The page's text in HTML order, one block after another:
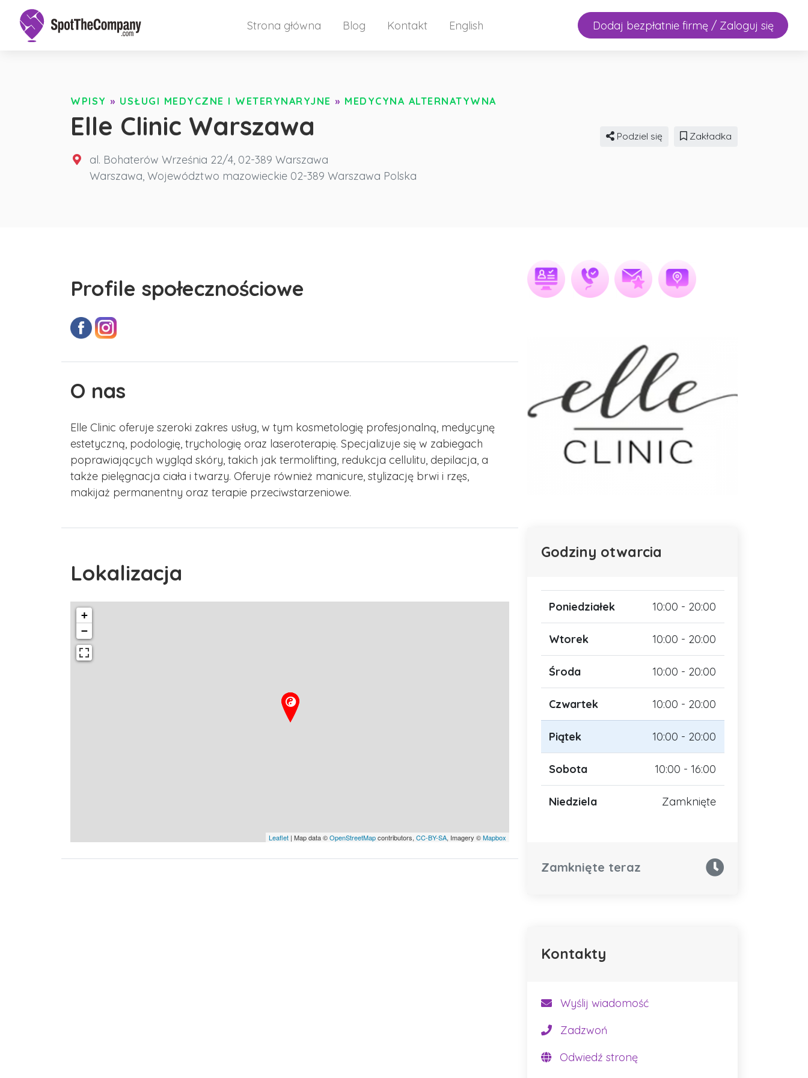
Strona główna Blog Kontakt English Dodaj bezpłatnie firmę / Zaloguj się
WPISY » USŁUGI MEDYCZNE I WETERYNARYJNE » MEDYCYNA ALTERNATYWNA
Elle Clinic Warszawa
al. Bohaterów Września 22/4, 02-389 Warszawa
Warszawa, Województwo mazowieckie 02-389 Warszawa Polska
Podziel się Zakładka
Profile społecznościowe
O nas
Elle Clinic oferuje szeroki zakres usług, w tym kosmetologię profesjonalną, medycynę
estetyczną, podologię, trychologię oraz laseroterapię. Specjalizuje się w zabiegach
poprawiających wygląd skóry, takich jak termolifting, redukcja cellulitu, depilacja, a
także pielęgnacja ciała i twarzy. Oferuje również manicure, stylizację brwi i rzęs,
makijaż permanentny oraz terapie przeciwstarzeniowe.
Lokalizacja
+
−
Leaflet | Map data ©OpenStreetMapcontributors, CC-BY-SA, Imagery ©Mapbox
Godziny otwarcia
Poniedziałek 10:00 - 20:00
Wtorek 10:00 - 20:00
Środa 10:00 - 20:00
Czwartek 10:00 - 20:00
Piątek 10:00 - 20:00
Sobota 10:00 - 16:00
Niedziela Zamknięte
Zamknięte teraz
Kontakty
Wyślij wiadomość
Zadzwoń
Odwiedź stronę